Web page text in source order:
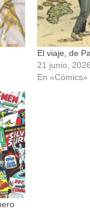
El viaje, de
21 junio,
En «Cómics»